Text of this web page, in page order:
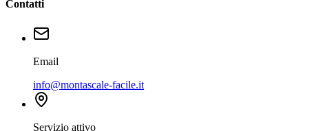
Contatti
Email
info@montascale-facile.it
Servizio attivo